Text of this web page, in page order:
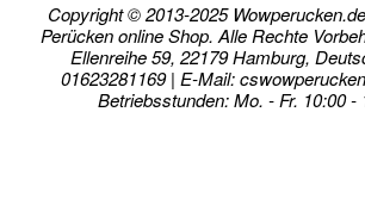
Copyright © 2013-2025
Perücken online Shop. Alle Rechte
Ellenreihe 59, 22179 Hamburg,
01623281169 | E-Mail:
Betriebsstunden: Mo. - Fr. 10:00 -